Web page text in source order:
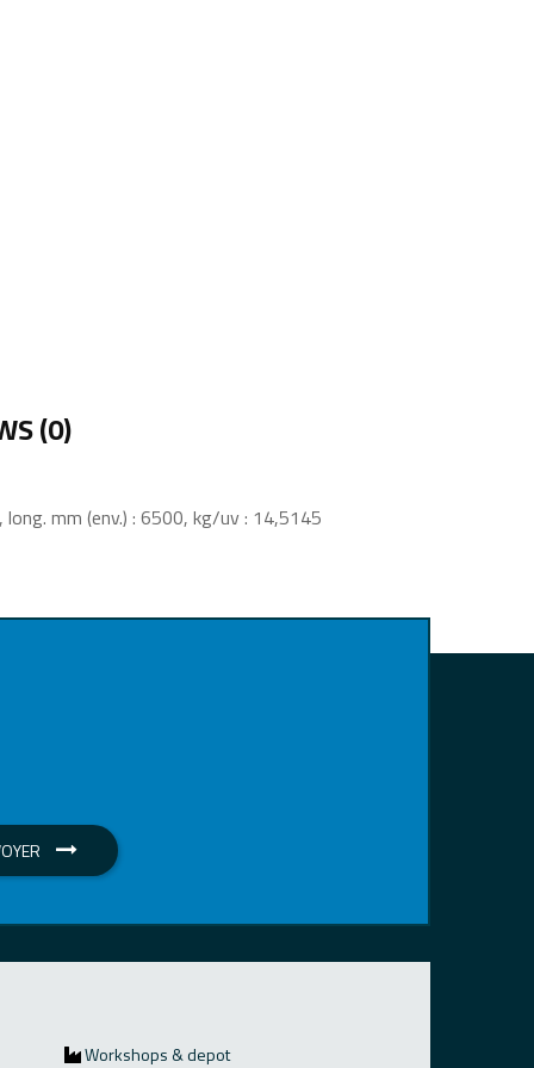
(0)
mm (env.) : 6500, kg/uv : 14,5145
Workshops & depot